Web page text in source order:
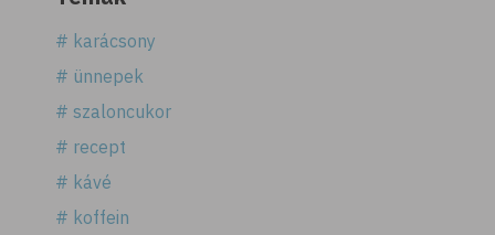
# karácsony
# ünnepek
# szaloncukor
# recept
# kávé
# koffein